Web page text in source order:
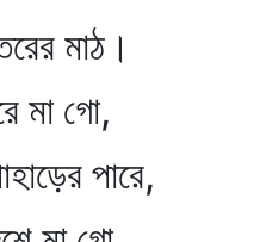
মাঠ।
মা গো,
পারে,